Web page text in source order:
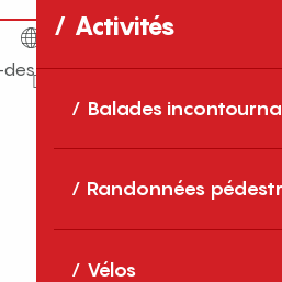
Activités
Balades
Randonnées
Vélos
colombes.com